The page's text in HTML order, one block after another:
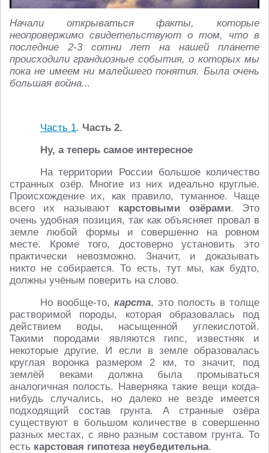
Начали открываться факты, которые
неопровержимо свидетельствуют о том, что в
последние 2-3 сотни лет на нашей планете
происходили грандиозные события, о которых мы
пока не имеем ни малейшего понятия. Была очень
большая война...
Часть 1. Часть 2.
Ну, а теперь самое интересное
На территории России большое количество
странных озёр. Многие из них идеально круглые.
Происхождение их, как правило, туманное. Чаще
всего их называют карстовыми озёрами. Это
очень удобная позиция, так как объясняет провал в
земле любой формы и совершенно на ровном
месте. Кроме того, достоверно установить это
практически невозможно. Значит, и доказывать
никто не собирается. То есть, тут мы, как будто,
должны учёным поверить на слово.
Но вообще-то, карста, это полость в толще
растворимой породы, которая образовалась под
действием воды, насыщенной углекислотой.
Такими породами являются гипс, известняк и
некоторые другие. И если в земле образовалась
круглая воронка размером 2 км, то значит, под
землёй веками должна была промываться
аналогичная полость. Наверняка такие вещи когда-
нибудь случались, но далеко не везде имеется
подходящий состав грунта. А странные озёра
существуют в большом количестве в совершенно
разных местах, с явно разным составом грунта. То
есть карстовая гипотеза неубедительна.